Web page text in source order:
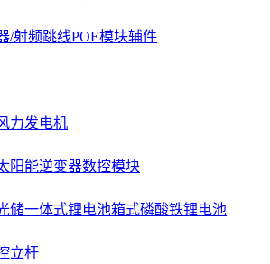
/射频跳线POE模块辅件
力发电机
阳能逆变器数控模块
储一体式锂电池箱式磷酸铁锂电池
立杆